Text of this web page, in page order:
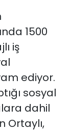
1500
iş
ediyor.
sosyal
dahil
Ortaylı,